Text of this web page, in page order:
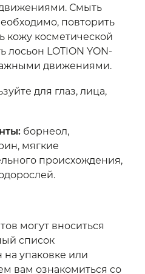
Смыть
повторить
кожу косметической
лосьон LOTION YON-
движениями.
для глаз, лица,
:борнеол,
мягкие
происхождения,
могут вноситься
список
на упаковке или
вам ознакомиться со